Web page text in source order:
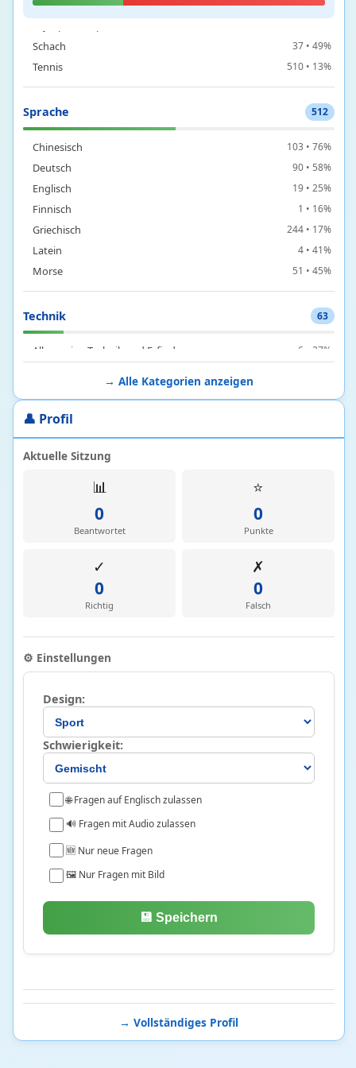
MotoGP 24 • 14%
Schach 37 • 49%
Tennis 510 • 13%
Sprache 512
Chinesisch 103 • 76%
Deutsch 90 • 58%
Englisch 19 • 25%
Finnisch 1 • 16%
Griechisch 244 • 17%
Latein 4 • 41%
Morse 51 • 45%
Technik 63
Allgemeine Technik und Erfindungen 6 • 27%
Wirtschaft 97
Volkswirtschaftslehre
→ Alle Kategorien anzeigen
👤 Profil
Aktuelle Sitzung
📊
0
Beantwortet
⭐
0
Punkte
✓
0
Richtig
✗
0
Falsch
⚙️ Einstellungen
Design:
Schwierigkeit:
🌐 Fragen auf Englisch zulassen
🔊 Fragen mit Audio zulassen
🆕 Nur neue Fragen
🖼️ Nur Fragen mit Bild
💾 Speichern
→ Vollständiges Profil